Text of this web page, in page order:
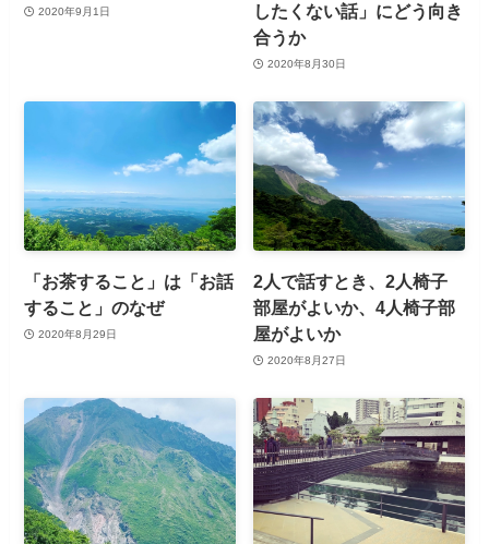
2020年9月1日
したくない話」にどう向き
合うか
2020年8月30日
「お茶すること」は「お話
すること」のなぜ
2020年8月29日
2人で話すとき、2人椅子
部屋がよいか、4人椅子部
屋がよいか
2020年8月27日